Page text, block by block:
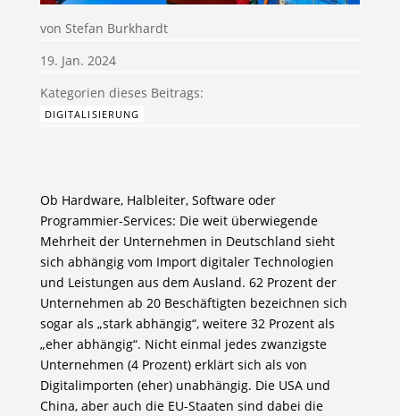
von Stefan Burkhardt
19. Jan. 2024
DIGITALISIERUNG
Ob Hardware, Halbleiter, Software oder
Programmier-Services: Die weit überwiegende
Mehrheit der Unternehmen in Deutschland sieht
sich abhängig vom Import digitaler Technologien
und Leistungen aus dem Ausland. 62 Prozent der
Unternehmen ab 20 Beschäftigten bezeichnen sich
sogar als „stark abhängig“, weitere 32 Prozent als
„eher abhängig“. Nicht einmal jedes zwanzigste
Unternehmen (4 Prozent) erklärt sich als von
Digitalimporten (eher) unabhängig. Die USA und
China, aber auch die EU-Staaten sind dabei die